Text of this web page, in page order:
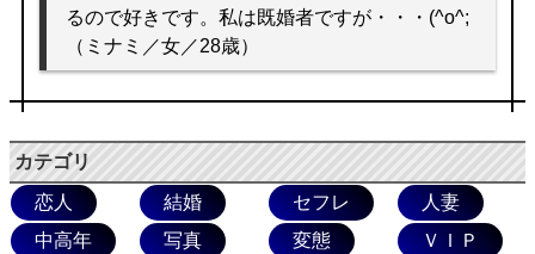
るので好きです。私は既婚者ですが・・・(^o^;
（ミナミ／女／28歳）
カテゴリ
恋人
結婚 セフレ
人妻
中高年
写真 変態 ＶＩＰ